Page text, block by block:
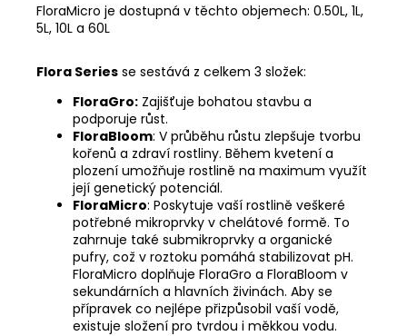
FloraMicro je dostupná v těchto objemech: 0.50L, 1L,
5L, 10L a 60L
Flora Series se sestává z celkem 3 složek:
FloraGro: Zajišťuje bohatou stavbu a
podporuje růst.
FloraBloom: V průběhu růstu zlepšuje tvorbu
kořenů a zdraví rostliny. Během kvetení a
plození umožňuje rostlině na maximum využít
její genetický potenciál.
FloraMicro: Poskytuje vaší rostlině veškeré
potřebné mikroprvky v chelátové formě. To
zahrnuje také submikroprvky a organické
pufry, což v roztoku pomáhá stabilizovat pH.
FloraMicro doplňuje FloraGro a FloraBloom v
sekundárních a hlavních živinách. Aby se
přípravek co nejlépe přizpůsobil vaší vodě,
existuje složení pro tvrdou i měkkou vodu.